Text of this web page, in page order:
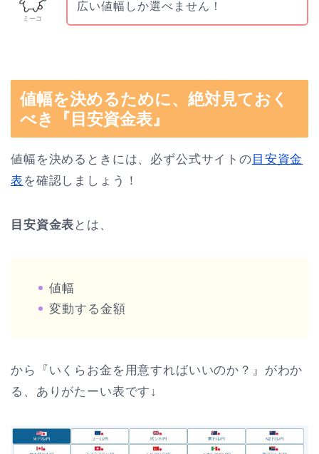
ミーコ
広い値幅しか選べません！
値幅を決めるために、絶対見ておく
べき『目安資金表』
値幅を決めるときには、必ず公式サイトの目安資金
表 を確認しましょう！
目安資金表 とは、
値幅
変動する金額
から『いくらお金を用意すればいいのか？』がわか
る、ありがたーい表です↓